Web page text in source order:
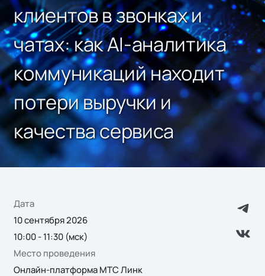
клиентов в звонках и
чатах: как AI-аналитика
коммуникаций находит
потери выручки и
качества сервиса
Дата
10 сентября 2026
10:00 - 11:30 (мск)
Место проведения
Онлайн-платформа МТС Линк